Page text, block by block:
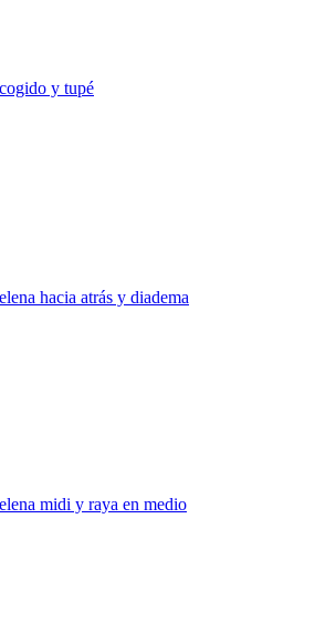
y tupé
hacia atrás y diadema
midi y raya en medio